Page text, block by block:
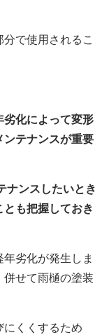
で使用されるこ
劣化によって変形
ンテナンスが重要
ナンスしたいとき
も把握しておき
劣化が発生しま
せて雨樋の塗装
にくくするため